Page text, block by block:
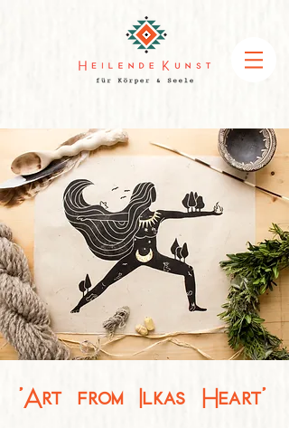
'Art from Ilkas Heart'